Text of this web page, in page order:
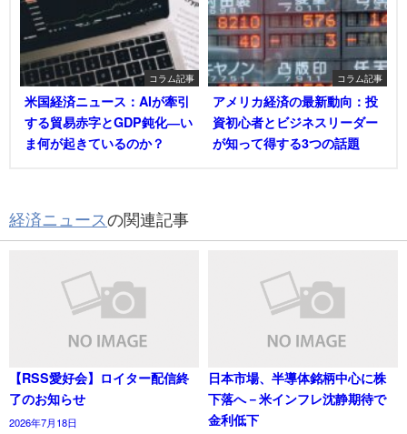
コラム記事
米国経済ニュース：AIが牽引
する貿易赤字とGDP鈍化―い
ま何が起きているのか？
コラム記事
アメリカ経済の最新動向：投
資初心者とビジネスリーダー
が知って得する3つの話題
経済ニュースの関連記事
【RSS愛好会】ロイター配信終
了のお知らせ
2026年7月18日
日本市場、半導体銘柄中心に株
下落へ－米インフレ沈静期待で
金利低下